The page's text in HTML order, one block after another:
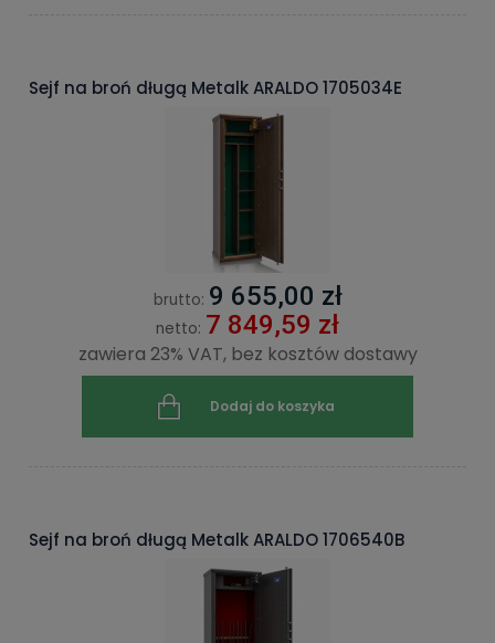
Sejf na broń długą Metalk ARALDO 1705034E
brutto: 9 655,00 zł
netto: 7 849,59 zł
zawiera 23% VAT, bez kosztów dostawy
Dodaj do koszyka
Sejf na broń długą Metalk ARALDO 1706540B